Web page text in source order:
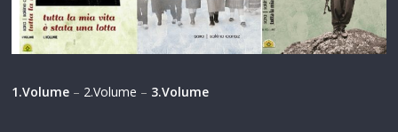
1.Volume – 2.Volume – 3.Volume